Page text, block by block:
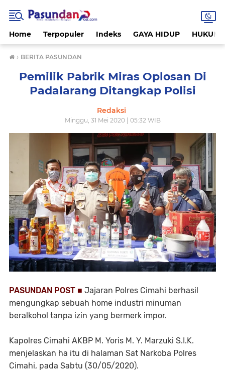
Home Terpopuler Indeks GAYA HIDUP HUKUM
› BERITA PASUNDAN
Pemilik Pabrik Miras Oplosan Di
Padalarang Ditangkap Polisi
Redaksi
Minggu, 31 Mei 2020 | 05:32 WIB
PASUNDAN POST ■ Jajaran Polres Cimahi berhasil
mengungkap sebuah home industri minuman
beralkohol tanpa izin yang bermerk impor.
Kapolres Cimahi AKBP M. Yoris M. Y. Marzuki S.I.K.
menjelaskan ha itu di halaman Sat Narkoba Polres
Cimahi, pada Sabtu (30/05/2020).